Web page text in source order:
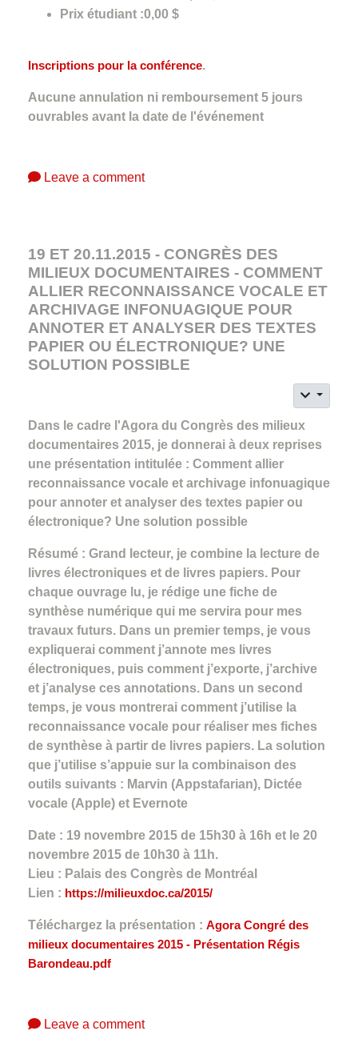
Prix étudiant :0,00 $
Inscriptions pour la conférence.
Aucune annulation ni remboursement 5 jours
ouvrables avant la date de l'événement
Leave a comment
19 ET 20.11.2015 - CONGRÈS DES
MILIEUX DOCUMENTAIRES - COMMENT
ALLIER RECONNAISSANCE VOCALE ET
ARCHIVAGE INFONUAGIQUE POUR
ANNOTER ET ANALYSER DES TEXTES
PAPIER OU ÉLECTRONIQUE? UNE
SOLUTION POSSIBLE
Dans le cadre l'Agora du Congrès des milieux
documentaires 2015, je donnerai à deux reprises
une présentation intitulée : Comment allier
reconnaissance vocale et archivage infonuagique
pour annoter et analyser des textes papier ou
électronique? Une solution possible
Résumé : Grand lecteur, je combine la lecture de
livres électroniques et de livres papiers. Pour
chaque ouvrage lu, je rédige une fiche de
synthèse numérique qui me servira pour mes
travaux futurs. Dans un premier temps, je vous
expliquerai comment j’annote mes livres
électroniques, puis comment j’exporte, j’archive
et j’analyse ces annotations. Dans un second
temps, je vous montrerai comment j’utilise la
reconnaissance vocale pour réaliser mes fiches
de synthèse à partir de livres papiers. La solution
que j’utilise s’appuie sur la combinaison des
outils suivants : Marvin (Appstafarian), Dictée
vocale (Apple) et Evernote
Date : 19 novembre 2015 de 15h30 à 16h et le 20
novembre 2015 de 10h30 à 11h.
Lieu : Palais des Congrès de Montréal
Lien : https://milieuxdoc.ca/2015/
Téléchargez la présentation : Agora Congré des
milieux documentaires 2015 - Présentation Régis
Barondeau.pdf
Leave a comment